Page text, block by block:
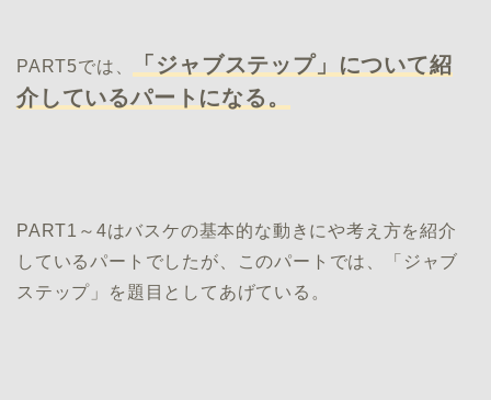
PART5では、
「ジャブステップ」について紹
介しているパートになる。
PART1～4はバスケの基本的な動きにや考え方を紹介
しているパートでしたが、このパートでは、「ジャブ
ステップ」を題目としてあげている。